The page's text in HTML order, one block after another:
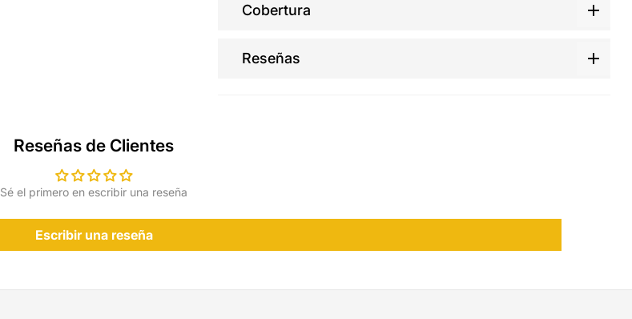
Cobertura
Reseñas
Reseñas de Clientes
Sé el primero en escribir una reseña
Escribir una reseña